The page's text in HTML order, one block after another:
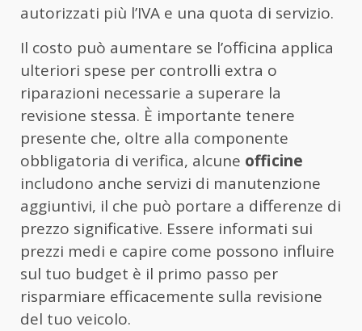
autorizzati più l’IVA e una quota di servizio.
Il costo può aumentare se l’officina applica
ulteriori spese per controlli extra o
riparazioni necessarie a superare la
revisione stessa. È importante tenere
presente che, oltre alla componente
obbligatoria di verifica, alcune officine
includono anche servizi di manutenzione
aggiuntivi, il che può portare a differenze di
prezzo significative. Essere informati sui
prezzi medi e capire come possono influire
sul tuo budget è il primo passo per
risparmiare efficacemente sulla revisione
del tuo veicolo.